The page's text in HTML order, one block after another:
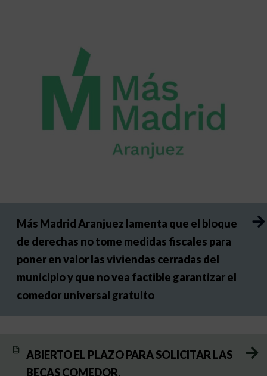
Más Madrid Aranjuez lamenta que el bloque
de derechas no tome medidas fiscales para
poner en valor las viviendas cerradas del
municipio y que no vea factible garantizar el
comedor universal gratuito
ABIERTO EL PLAZO PARA SOLICITAR LAS
BECAS COMEDOR.